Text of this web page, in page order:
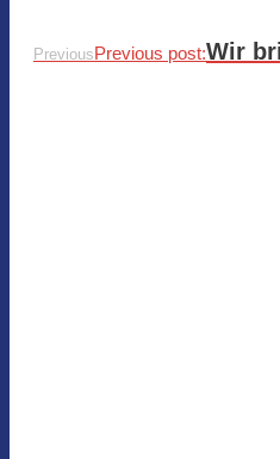
PreviousPrevious post:Wir